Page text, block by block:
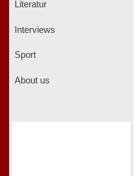
Literatur
Interviews
Sport
About us